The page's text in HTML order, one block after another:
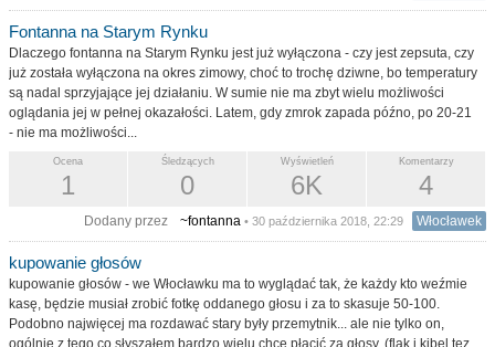
Fontanna na Starym Rynku
Dlaczego fontanna na Starym Rynku jest już wyłączona - czy jest zepsuta, czy
już została wyłączona na okres zimowy, choć to trochę dziwne, bo temperatury
są nadal sprzyjające jej działaniu. W sumie nie ma zbyt wielu możliwości
oglądania jej w pełnej okazałości. Latem, gdy zmrok zapada późno, po 20-21
- nie ma możliwości...
Komentarzy
4
Wyświetleń
6K
Śledzących
0
Ocena
1
Dodany przez ~fontanna • 30 października 2018, 22:29 Włocławek
kupowanie głosów
kupowanie głosów - we Włocławku ma to wyglądać tak, że każdy kto weźmie
kasę, będzie musiał zrobić fotkę oddanego głosu i za to skasuje 50-100.
Podobno najwięcej ma rozdawać stary były przemytnik... ale nie tylko on,
ogólnie z tego co słyszałem bardzo wielu chce płacić za głosy, (flak i kibel tez